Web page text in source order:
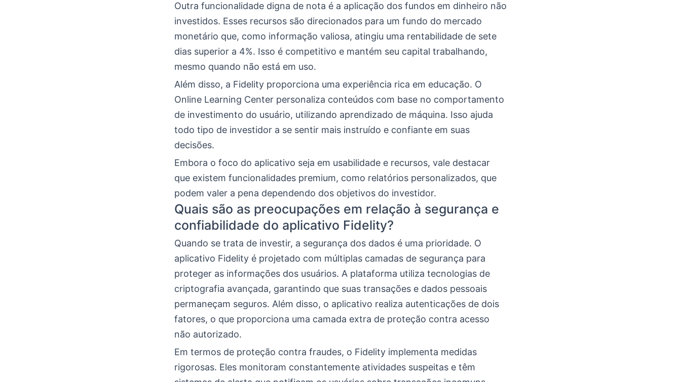
Outra funcionalidade digna de nota é a aplicação dos fundos em dinheiro não
investidos. Esses recursos são direcionados para um fundo do mercado
monetário que, como informação valiosa, atingiu uma rentabilidade de sete
dias superior a 4%. Isso é competitivo e mantém seu capital trabalhando,
mesmo quando não está em uso.
Além disso, a Fidelity proporciona uma experiência rica em educação. O
Online Learning Center personaliza conteúdos com base no comportamento
de investimento do usuário, utilizando aprendizado de máquina. Isso ajuda
todo tipo de investidor a se sentir mais instruído e confiante em suas
decisões.
Embora o foco do aplicativo seja em usabilidade e recursos, vale destacar
que existem funcionalidades premium, como relatórios personalizados, que
podem valer a pena dependendo dos objetivos do investidor.
Quais são as preocupações em relação à segurança e
confiabilidade do aplicativo Fidelity?
Quando se trata de investir, a segurança dos dados é uma prioridade. O
aplicativo Fidelity é projetado com múltiplas camadas de segurança para
proteger as informações dos usuários. A plataforma utiliza tecnologias de
criptografia avançada, garantindo que suas transações e dados pessoais
permaneçam seguros. Além disso, o aplicativo realiza autenticações de dois
fatores, o que proporciona uma camada extra de proteção contra acesso
não autorizado.
Em termos de proteção contra fraudes, o Fidelity implementa medidas
rigorosas. Eles monitoram constantemente atividades suspeitas e têm